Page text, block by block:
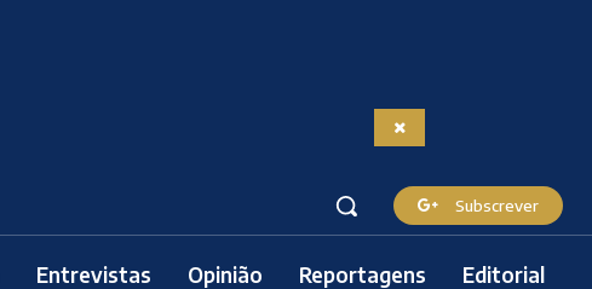
Subscrever
Entrevistas Opinião Reportagens Editorial